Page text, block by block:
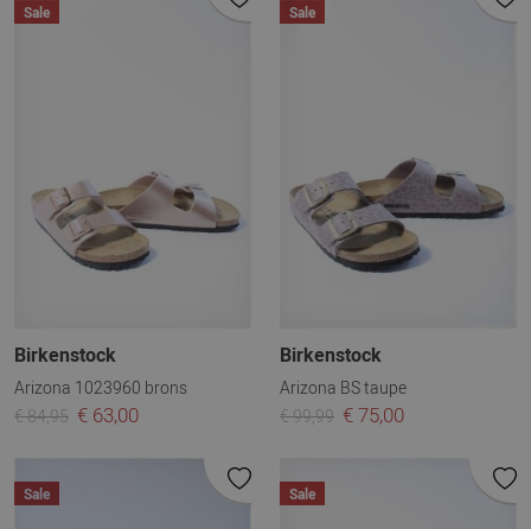
Sale
Birkenstock
Arizona 1023960 brons
€ 84,95 € 63,00
Sale
Birkenstock
Arizona BS taupe
€ 99,99 € 75,00
Sale Sale